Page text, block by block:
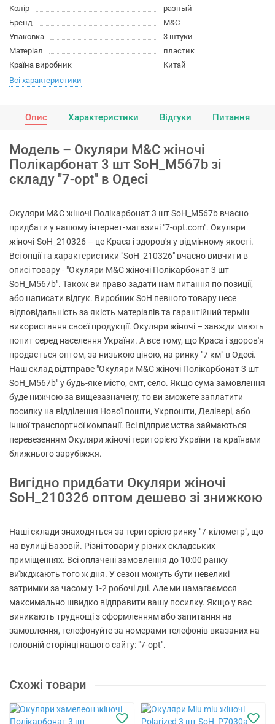
Колір
разный
Бренд
M&C
Упаковка
3 штуки
Матеріал
пластик
Країна виробник
Китай
Всі характеристики
Опис Характеристики Відгуки Питання
Модель – Окуляри M&C жіночі
Полікарбонат 3 шт SoH_M567b зі
складу "7-opt" в Одесі
Окуляри M&C жіночі Полікарбонат 3 шт SoH_M567b вчасно
придбати у нашому інтернет-магазині "7-opt.com". Окуляри
жіночі-SoH_210326 – це Краса і здоров'я у відмінному якості.
Всі опції та характеристики "SoH_210326" вчасно вивчити в
описі товару - "Окуляри M&C жіночі Полікарбонат 3 шт
SoH_M567b". Також ви право задати нам питання по позиції,
або написати відгук. Виробник SoH певного товару несе
відповідальність за якість матеріалів та гарантійний термін
використання своєї продукції. Окуляри жіночі – завжди мають
попит серед населення України. А все тому, що Краса і здоров'я
продається оптом, за низькою ціною, на ринку "7 км" в Одесі.
Наш склад відтправе "Окуляри M&C жіночі Полікарбонат 3 шт
SoH_M567b" у будь-яке місто, смт, село. Якщо сума замовлення
буде нижчою за вищезазначену, то ви зможете заплатити
посилку на відділення Нової пошти, Укрпошти, Делівері, або
іншої транспортної компанії. Всі підприємства займаються
перевезенням Окуляри жіночі територією України та країнами
ближнього зарубіжжя.
Вигідно придбати Окуляри жіночі
SoH_210326 оптом дешево зі знижкою
Наші склади знаходяться за територією ринку "7-кілометр", що
на вулиці Базовій. Різні товари у різних складських
приміщеннях. Всі оплачені замовлення до 10:00 ранку
виїжджають того ж дня. У сезон можуть бути невеликі
затримки за часом у 1-2 робочі дні. Але ми намагаємося
максимально швидко відправити вашу посилку. Якщо у вас
виникають труднощі з оформленням або запитання на
замовлення, телефонуйте за номерами телефонів вказаних на
головній сторінці нашого сайту: "7-opt".
Схожі товари